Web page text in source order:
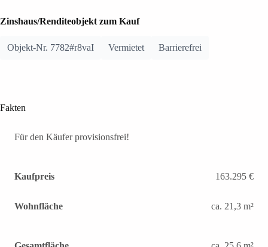
Zinshaus/Renditeobjekt zum Kauf
Objekt-Nr. 7782#r8vaI Vermietet Barrierefrei
Fakten
Für den Käufer provisionsfrei!
Kaufpreis 163.295 €
Wohnfläche ca. 21,3 m²